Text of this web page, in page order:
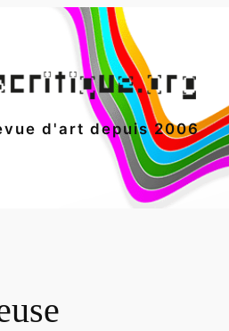
d'art depuis 2006